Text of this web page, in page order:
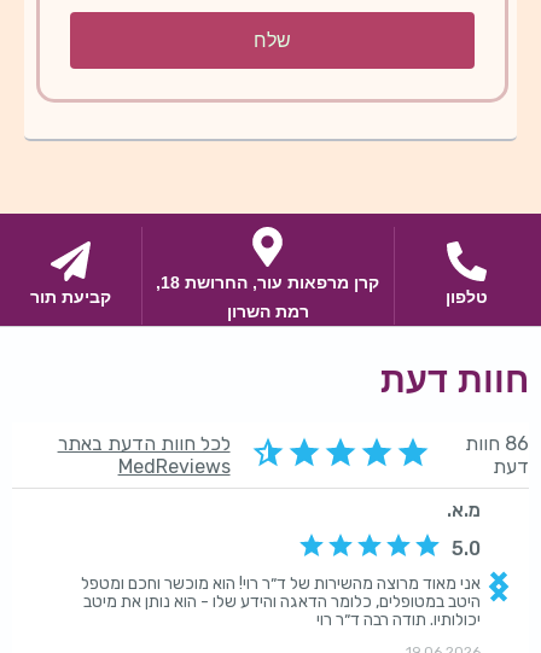
שלח
טלפון
קרן מרפאות עור, החרושת 18,
רמת השרון
קביעת תור
חוות דעת